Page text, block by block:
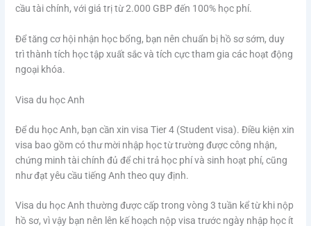
cầu tài chính, với giá trị từ 2.000 GBP đến 100% học phí.
Để tăng cơ hội nhận học bổng, bạn nên chuẩn bị hồ sơ sớm, duy
trì thành tích học tập xuất sắc và tích cực tham gia các hoạt động
ngoại khóa.
Visa du học Anh
Để du học Anh, bạn cần xin visa Tier 4 (Student visa). Điều kiện xin
visa bao gồm có thư mời nhập học từ trường được công nhận,
chứng minh tài chính đủ để chi trả học phí và sinh hoạt phí, cũng
như đạt yêu cầu tiếng Anh theo quy định.
Visa du học Anh thường được cấp trong vòng 3 tuần kể từ khi nộp
hồ sơ, vì vậy bạn nên lên kế hoạch nộp visa trước ngày nhập học ít